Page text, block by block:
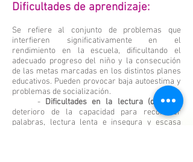
Dificultades de aprendizaje:
Se refiere al conjunto de problemas que
interfieren significativamente en el
rendimiento en la escuela, dificultando el
adecuado progreso del niño y la consecución
de las metas marcadas en los distintos planes
educativos. Pueden provocar baja autoestima y
problemas de socialización.
- Dificultades en la lectura (dislexia)
deterioro de la capacidad para reconocer
palabras, lectura lenta e insegura y escasa